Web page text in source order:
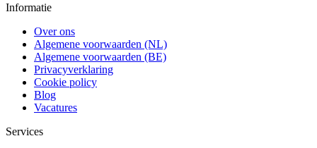
Informatie
Over ons
Algemene voorwaarden (NL)
Algemene voorwaarden (BE)
Privacyverklaring
Cookie policy
Blog
Vacatures
Services